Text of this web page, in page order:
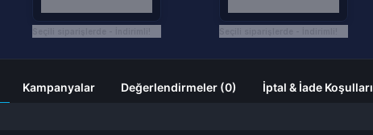
Kampanyalar Değerlendirmeler (0) İptal & İade Koşulları